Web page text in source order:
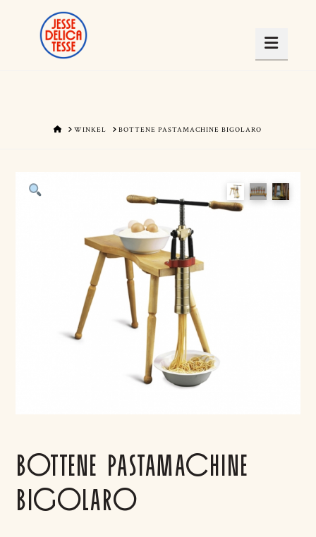
HOMEWINKEL BOTTENE PASTAMACHINE BIGOLARO
BOTTENE PASTAMACHINE
BIGOLARO